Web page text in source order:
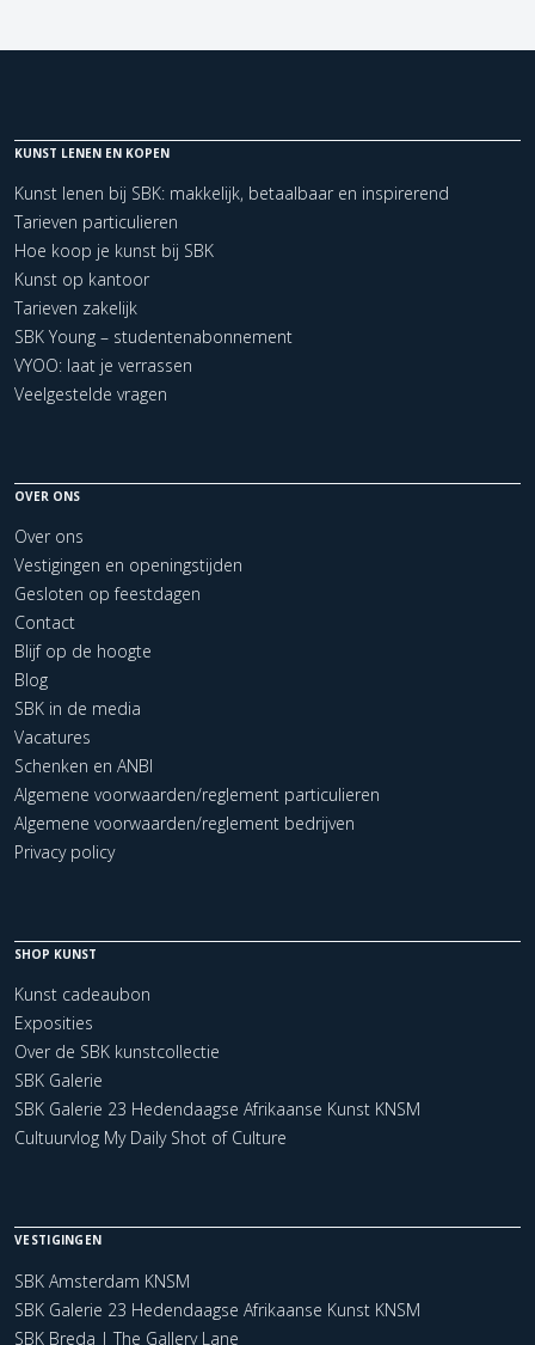
KUNST LENEN EN KOPEN
Kunst lenen bij SBK: makkelijk, betaalbaar en inspirerend
Tarieven particulieren
Hoe koop je kunst bij SBK
Kunst op kantoor
Tarieven zakelijk
SBK Young – studentenabonnement
VYOO: laat je verrassen
Veelgestelde vragen
OVER ONS
Over ons
Vestigingen en openingstijden
Gesloten op feestdagen
Contact
Blijf op de hoogte
Blog
SBK in de media
Vacatures
Schenken en ANBI
Algemene voorwaarden/reglement particulieren
Algemene voorwaarden/reglement bedrijven
Privacy policy
SHOP KUNST
Kunst cadeaubon
Exposities
Over de SBK kunstcollectie
SBK Galerie
SBK Galerie 23 Hedendaagse Afrikaanse Kunst KNSM
Cultuurvlog My Daily Shot of Culture
VESTIGINGEN
SBK Amsterdam KNSM
SBK Galerie 23 Hedendaagse Afrikaanse Kunst KNSM
SBK Breda | The Gallery Lane